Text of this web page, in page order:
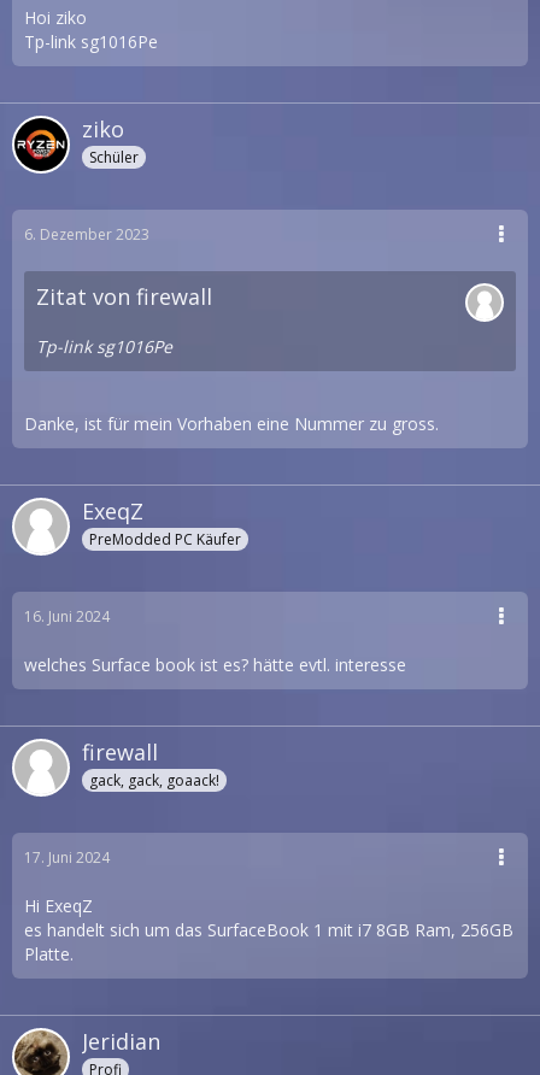
Hoi ziko
Tp-link sg1016Pe
ziko
Schüler
6. Dezember 2023
Zitat von firewall
Tp-link sg1016Pe
Danke, ist für mein Vorhaben eine Nummer zu gross.
ExeqZ
PreModded PC Käufer
16. Juni 2024
welches Surface book ist es? hätte evtl. interesse
firewall
gack, gack, goaack!
17. Juni 2024
Hi ExeqZ
es handelt sich um das SurfaceBook 1 mit i7 8GB Ram, 256GB
Platte.
Jeridian
Profi